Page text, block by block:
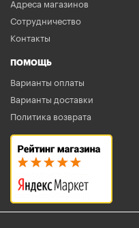
Адреса магазинов
Сотрудничество
Контакты
ПОМОЩЬ
Варианты оплаты
Варианты доставки
Политика возврата